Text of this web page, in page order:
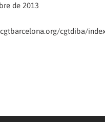
de 2013
cgtdiba/